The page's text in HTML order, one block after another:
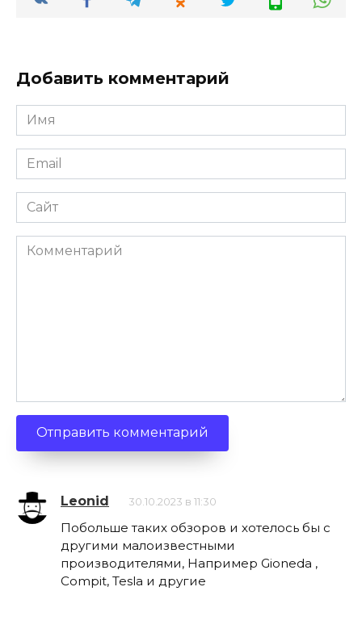
Добавить комментарий
Имя
Email
Сайт
Комментарий
Leonid 30.10.2023 в 11:30
Побольше таких обзоров и хотелось бы с
другими малоизвестными
производителями, Например Gioneda ,
Compit, Tesla и другие